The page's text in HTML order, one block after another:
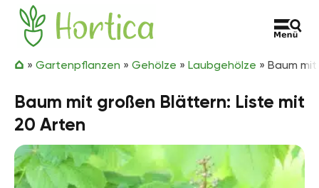
Zum Inhalt springen
Hortica
» Gartenpflanzen » Gehölze » Laubgehölze » Baum
Baum mit großen Blättern: Liste mit
20 Arten